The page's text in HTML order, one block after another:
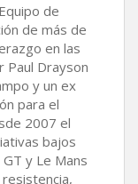
de
de más de
en las
Drayson
y un ex
para el
2007 el
bajos
y Le Mans